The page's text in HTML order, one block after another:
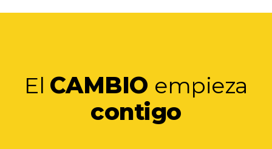
El CAMBIO empieza
contigo